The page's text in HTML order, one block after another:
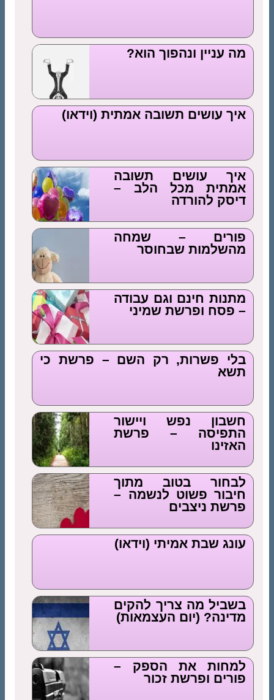
מה עניין ונהפוך הוא?
איך עושים תשובה אמתית (וידאו)
איך עושים תשובה
אמתית מכל הלב –
דיסק להורדה
פורים – שמחה
מהשלמות שבחוסר
מתנות חינם וגם עבודה
– פסח ופרשת שמיני
בלי פשרות, רק השם – פרשת כי
תשא
חשבון נפש ויישור
התפיסה – פרשת
האזינו
לבחור בטוב מתוך
חיבור פשוט לנשמה –
פרשת ניצבים
עונג שבת אמיתי (וידאו)
בשביל מה צריך להקים
מדינה? (יום העצמאות)
למחות את הספק –
פורים ופרשת זכור